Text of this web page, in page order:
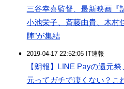
三谷幸喜監督、最新映画
小池栄子、斉藤由貴、木村
陣”が集結
2019-04-17 22:52:05 IT速報
【朗報】LINE Payの還元
元ってガチで凄くない？こ